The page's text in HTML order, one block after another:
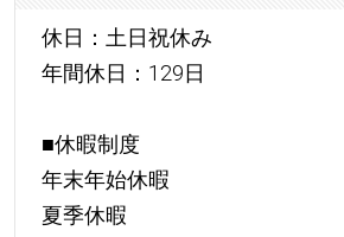
休日：土日祝休み
年間休日：129日
■休暇制度
年末年始休暇
夏季休暇